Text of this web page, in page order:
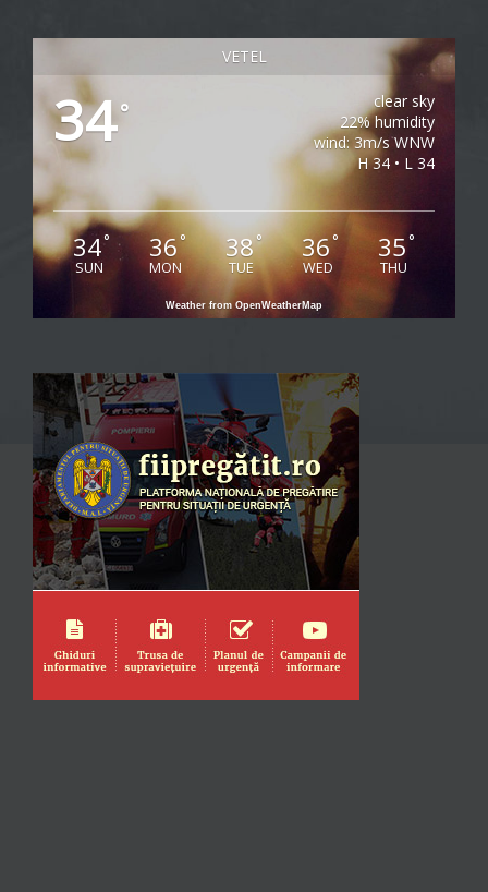
VETEL
34°
clear sky
22% humidity
wind: 3m/s WNW
H 34 • L 34
34°
SUN
36°
MON
38°
TUE
36°
WED
35°
THU
Weather from OpenWeatherMap